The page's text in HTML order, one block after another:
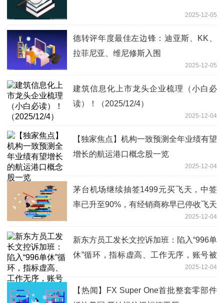
2025-12-05
德转评年度最佳左边锋：迪亚斯、KK、
拉菲尼亚、维尼修斯入围
2025-12-05
建筑信息化上市龙头企业梳理（小白必
读）！（2025/12/4）
2025-12-04
【独家焦点】机构一致预测全年业绩有望
增长的航运港口概念股一览
2025-12-04
茅台机场继续抽签1499元买飞天，中签
率已升至90%，有经销商称早已停收飞天
2025-12-04
新东方员工发长文控诉加班：陷入“996单
休”循环，指标虚高、工作无序，账号被
2025-12-04
【热闻】FX Super One首批整套零部件